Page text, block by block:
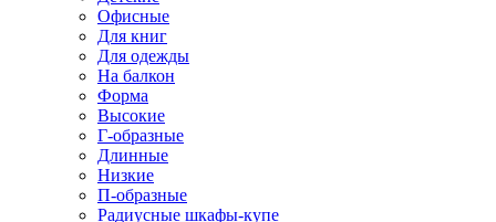
Офисные
Для книг
Для одежды
На балкон
Форма
Высокие
Г-образные
Длинные
Низкие
П-образные
Радиусные шкафы-купе